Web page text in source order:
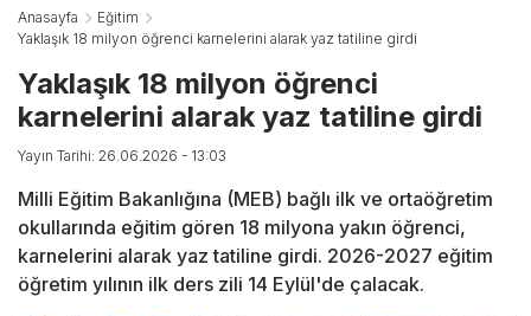
Anasayfa
Eğitim
Yaklaşık 18 milyon öğrenci karnelerini alarak yaz tatiline girdi
Yaklaşık 18 milyon öğrenci
karnelerini alarak yaz tatiline girdi
Yayın Tarihi: 26.06.2026 - 13:03
Milli Eğitim Bakanlığına (MEB) bağlı ilk ve ortaöğretim
okullarında eğitim gören 18 milyona yakın öğrenci,
karnelerini alarak yaz tatiline girdi. 2026-2027 eğitim
öğretim yılının ilk ders zili 14 Eylül'de çalacak.